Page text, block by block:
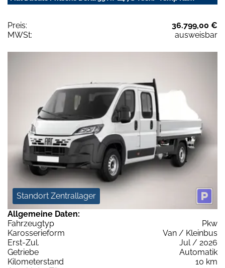
Preis:
36.799,00 €
MWSt:
ausweisbar
Standort Zentrallager
Allgemeine Daten:
Fahrzeugtyp
Pkw
Karosserieform
Van / Kleinbus
Erst-Zul.
Jul / 2026
Getriebe
Automatik
Kilometerstand
10 km